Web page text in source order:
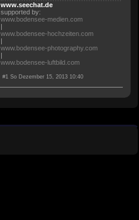
www.seechat.de
supported by:
www.bodensee-medien.com
|
www.bodensee-hochzeiten.com
|
www.bodensee-photography.com
|
www.bodensee-luftbild.com
#1 So Dezember 15, 2013 10:40